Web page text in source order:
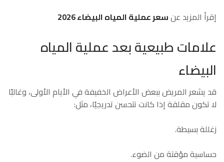
إقرأ المزيد عنسعر عملية المياه البيضاء 2026
علامات طبيعية بعد عملية المياه
البيضاء
قد يشعر المريض ببعض الأعراض الخفيفة في الأيام الأولى، وغالبًا
لا تكون مقلقة إذا كانت تتحسن تدريجيًا، مثل:
زغللة بسيطة.
حساسية مؤقتة من الضوء.